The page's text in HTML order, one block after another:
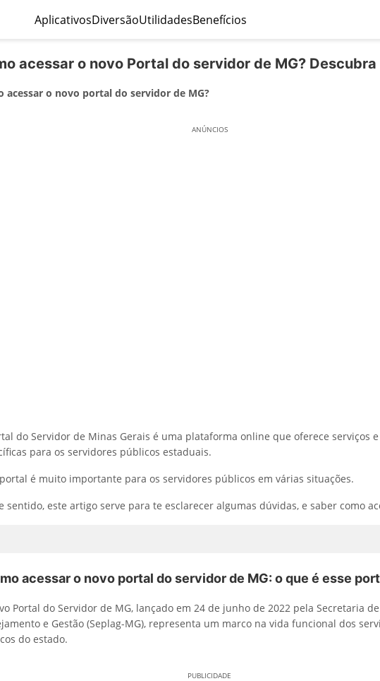
AplicativosDiversãoUtilidadesBenefícios
acessar o novo Portal do servidor de MG?
acessar o novo portal do servidor de MG?
ANÚNCIOS
do Servidor de Minas Gerais é uma plataforma online que oferece serviços
para os servidores públicos estaduais.
portal é muito importante para os servidores públicos em várias situações.
sentido, este artigo serve para te esclarecer algumas dúvidas, e saber como
acessar o novo portal do servidor de MG: o que é esse
Portal do Servidor de MG, lançado em 24 de junho de 2022 pela Secretaria
e Gestão (Seplag-MG), representa um marco na vida funcional dos
do estado.
PUBLICIDADE